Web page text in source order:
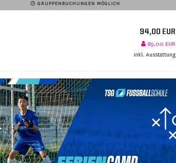
GRUPPENBUCHUNGEN MÖGLICH
94,00 EUR
89,00 EUR
inkl. Ausstattung